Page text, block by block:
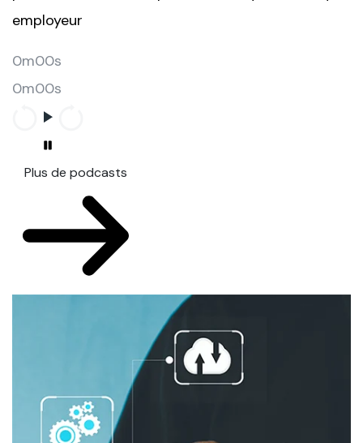
employeur
0m00s
0m00s
Plus de podcasts